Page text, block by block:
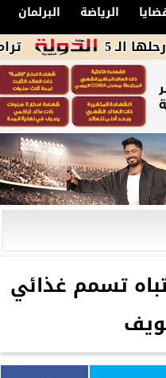
الرياضة البرلمان
ترامب يوقع
باشتباه تسمم غذائي